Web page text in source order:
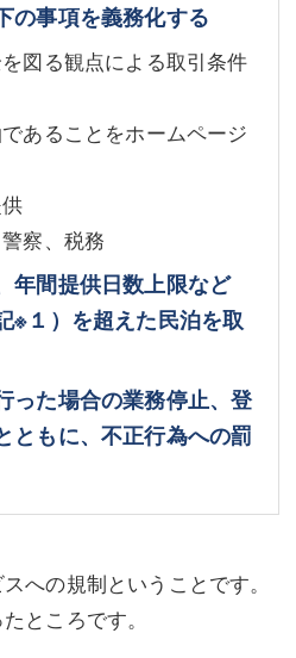
事項を義務化する
図る観点による取引条件
あることをホームページ
察、税務
間提供日数上限など
※１）を超えた民泊を取
た場合の業務停止、登
ともに、不正行為への罰
への規制ということです。
ところです。